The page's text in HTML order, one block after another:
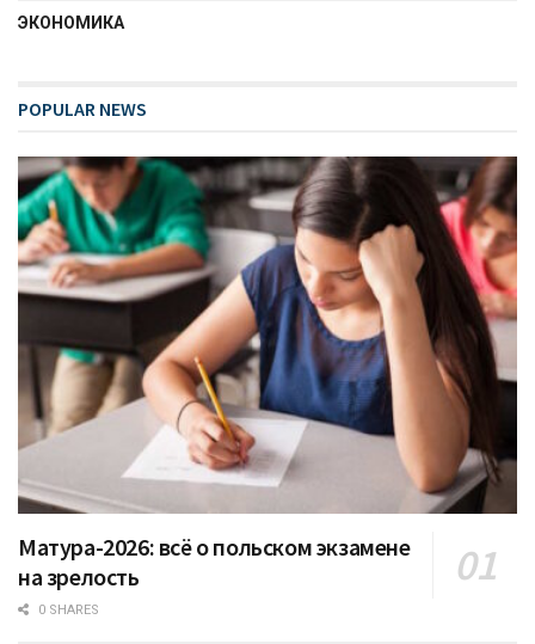
ЭКОНОМИКА
POPULAR NEWS
Матура-2026: всё о польском экзамене
на зрелость
0 SHARES